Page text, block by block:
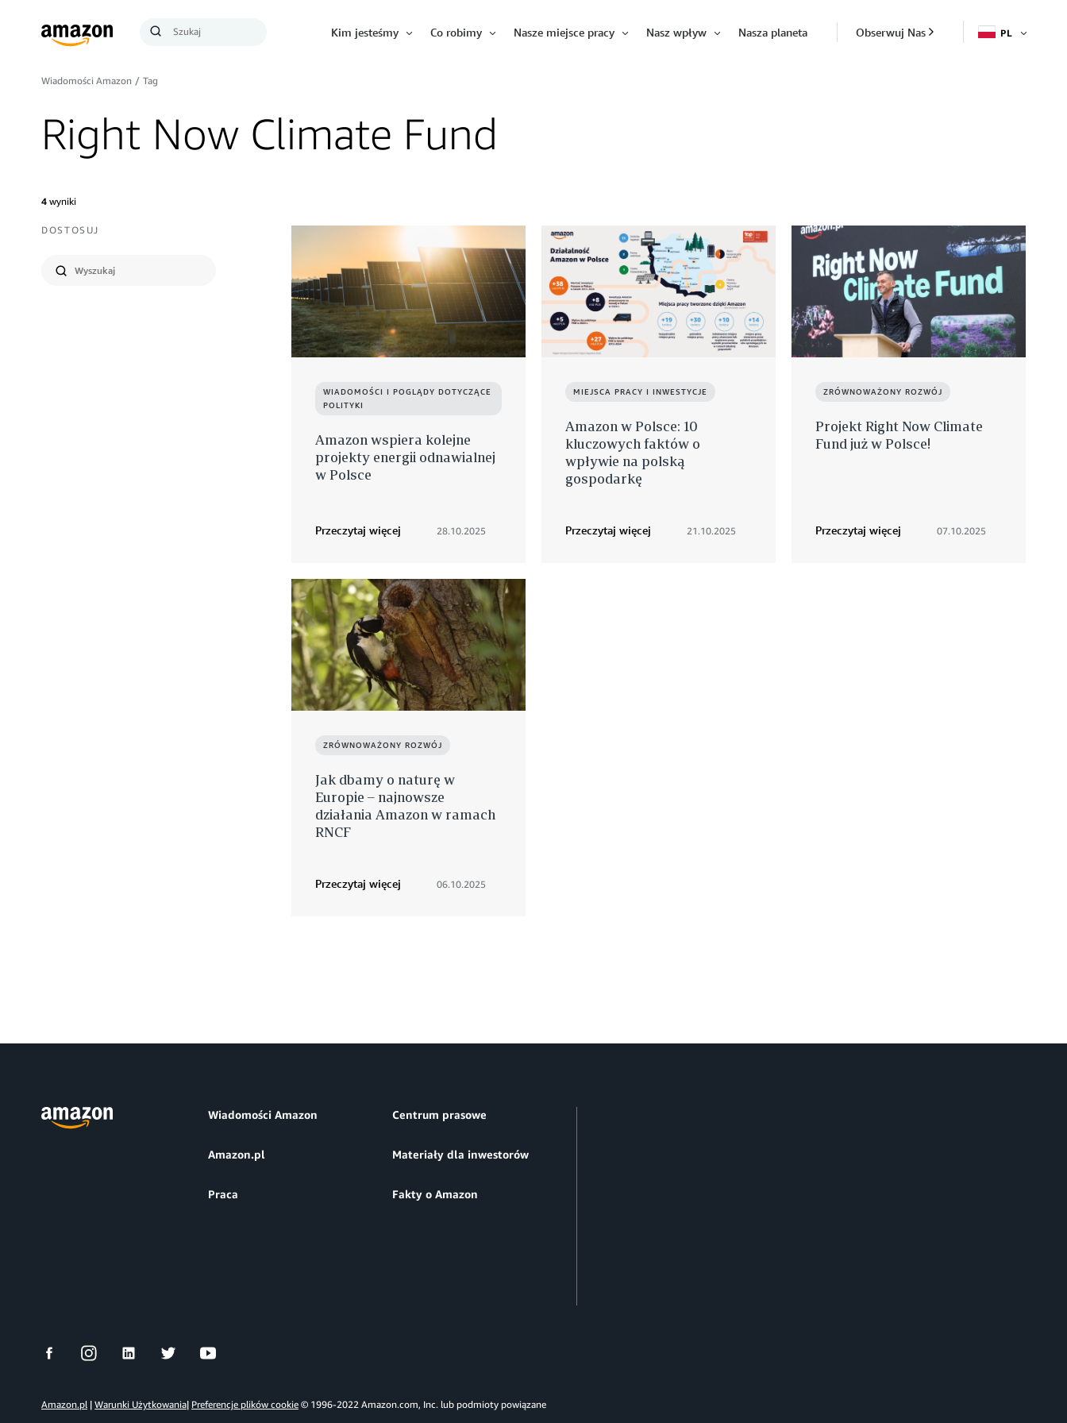
Szukaj
Kim jesteśmy
Co robimy
Nasze miejsce pracy
Nasz wpływ
Nasza planeta Obserwuj Nas PL
Wiadomości Amazon / Tag
Right Now Climate Fund
4 wyniki
DOSTOSUJ
Wyślij
WIADOMOŚCI I POGLĄDY DOTYCZĄCE
POLITYKI
Amazon wspiera kolejne
projekty energii odnawialnej
w Polsce
Przeczytaj więcej 28.10.2025
MIEJSCA PRACY I INWESTYCJE
Amazon w Polsce: 10
kluczowych faktów o
wpływie na polską
gospodarkę
Przeczytaj więcej 21.10.2025
ZRÓWNOWAŻONY ROZWÓJ
Projekt Right Now Climate
Fund już w Polsce!
Przeczytaj więcej 07.10.2025
ZRÓWNOWAŻONY ROZWÓJ
Jak dbamy o naturę w
Europie – najnowsze
działania Amazon w ramach
RNCF
Przeczytaj więcej 06.10.2025
Wiadomości Amazon Centrum prasowe
Amazon.pl Materiały dla inwestorów
Praca Fakty o Amazon
Amazon.pl | Warunki Użytkowania| Preferencje plików cookie © 1996-2022 Amazon.com, Inc. lub podmioty powiązane